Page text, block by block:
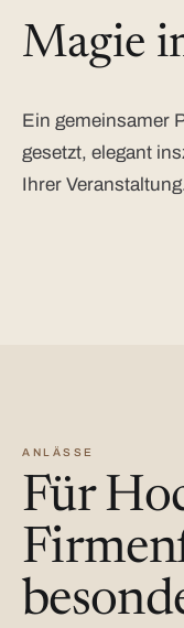
Magie
Ein gemeinsamer
gesetzt, elegant
Ihrer
ANLÄSSE
Für